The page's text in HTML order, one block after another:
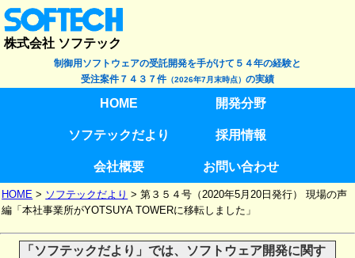
株式会社 ソフテック
制御用ソフトウェアの受託開発を手がけて５４年の経験と
受注案件７４３７件 （2026年7月末時点） の実績
HOME 開発分野
ソフテックだより 採用情報
会社概要 お問い合わせ
HOME > ソフテックだより >第３５４号（2020年5月20日発行） 現場の声
編「本社事業所がYOTSUYA TOWERに移転しました」
「ソフテックだより」では、ソフトウェア開発に関す